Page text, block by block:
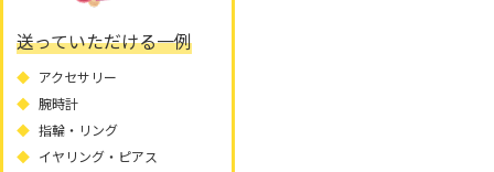
送っていただける一例
アクセサリー
腕時計
指輪・リング
イヤリング・ピアス